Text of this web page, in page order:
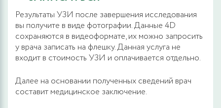
Результаты УЗИ после завершения исследования
вы получите в виде фотографии. Данные 4D
сохраняются в видеоформате, их можно запросить
у врача записать на флешку. Данная услуга не
входит в стоимость УЗИ и оплачивается отдельно.
Далее на основании полученных сведений врач
составит медицинское заключение.